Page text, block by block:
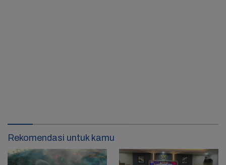
Rekomendasi untuk kamu